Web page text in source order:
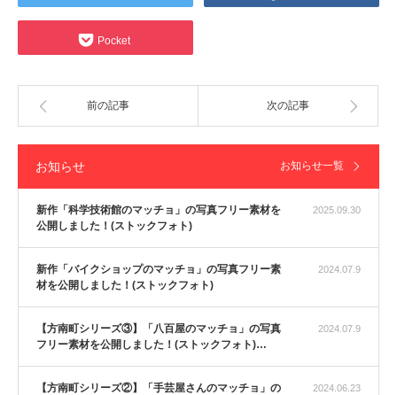
Pocket
前の記事 次の記事
お知らせ
2025.09.30
新作「科学技術館のマッチョ」の写真フリー素材を
公開しました！(ストックフォト)
2024.07.9
新作「バイクショップのマッチョ」の写真フリー素
材を公開しました！(ストックフォト)
2024.07.9
【方南町シリーズ③】「八百屋のマッチョ」の写真
フリー素材を公開しました！(ストックフォト)…
2024.06.23
【方南町シリーズ②】「手芸屋さんのマッチョ」の
お知らせ一覧